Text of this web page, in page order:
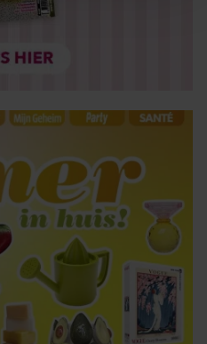
social media te bieden
analyseren. Ook delen we
onze site met onze
verstrekt of die ze hebben
van hun services. U
als u onze website blijft